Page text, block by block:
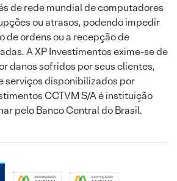
de rede mundial de computadores
ou atrasos, podendo impedir
de ordens ou a recepção de
A XP Investimentos exime-se de
danos sofridos por seus clientes,
serviços disponibilizados por
CCTVM S/A é instituição
pelo Banco Central do Brasil.